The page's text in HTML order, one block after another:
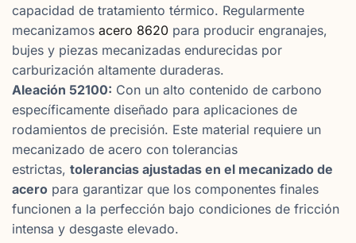
capacidad de tratamiento térmico. Regularmente
mecanizamos acero 8620 para producir engranajes,
bujes y piezas mecanizadas endurecidas por
carburización altamente duraderas.
Aleación 52100: Con un alto contenido de carbono
específicamente diseñado para aplicaciones de
rodamientos de precisión. Este material requiere un
mecanizado de acero con tolerancias
estrictas, tolerancias ajustadas en el mecanizado de
acero para garantizar que los componentes finales
funcionen a la perfección bajo condiciones de fricción
intensa y desgaste elevado.